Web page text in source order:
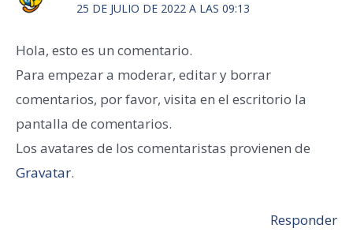
25 DE JULIO DE 2022 A LAS 09:13
Hola, esto es un comentario.
Para empezar a moderar, editar y borrar
comentarios, por favor, visita en el escritorio la
pantalla de comentarios.
Los avatares de los comentaristas provienen de
Gravatar.
Responder